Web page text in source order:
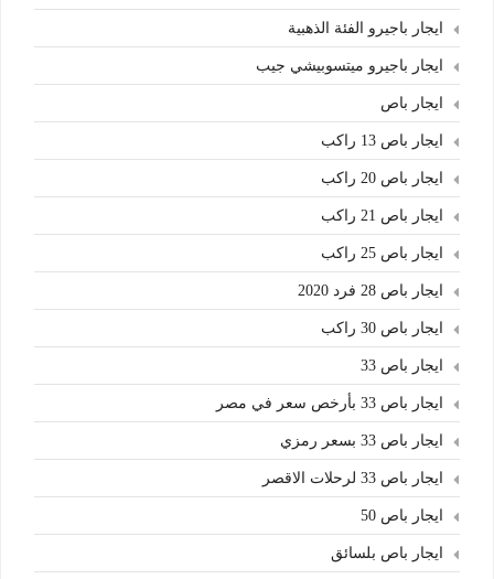
ايجار باجيرو الفئة الذهبية
ايجار باجيرو ميتسوبيشي جيب
ايجار باص
ايجار باص 13 راكب
ايجار باص 20 راكب
ايجار باص 21 راكب
ايجار باص 25 راكب
ايجار باص 28 فرد 2020
ايجار باص 30 راكب
ايجار باص 33
ايجار باص 33 بأرخص سعر في مصر
ايجار باص 33 بسعر رمزي
ايجار باص 33 لرحلات الاقصر
ايجار باص 50
ايجار باص بلسائق